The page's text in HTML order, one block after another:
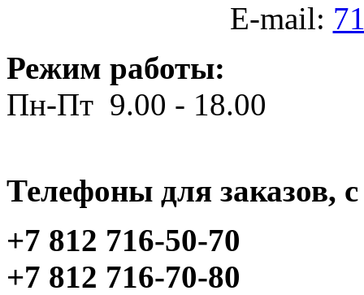
E-mail:
Режим работы:
Пн-Пт 9.00 - 18.00
Телефоны для заказов,
+7 812 716-50-70
+7 812 716-70-80